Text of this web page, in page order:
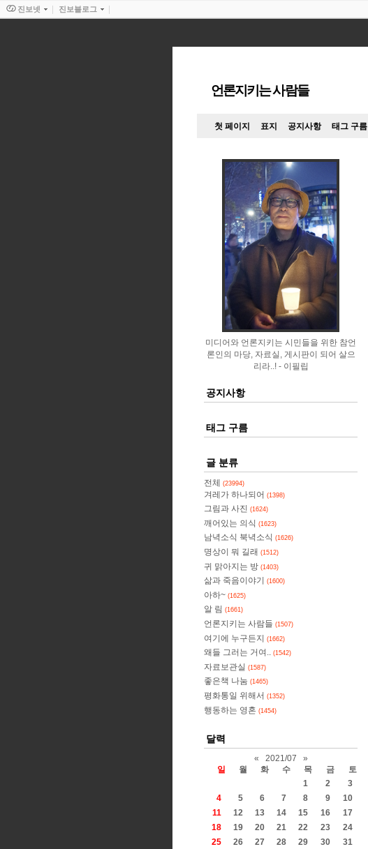
언론지키는 사람들
첫 페이지 표지 공지사항 태그 구름
미디어와 언론지키는 시민들을 위한 참언
론인의 마당, 자료실, 게시판이 되어 살으
리라..!
이필립
공지사항
태그 구름
글 분류
전체 (23994)
겨레가 하나되어 (1398)
그림과 사진 (1624)
깨어있는 의식 (1623)
남녁소식 북녁소식 (1626)
명상이 뭐 길래 (1512)
귀 맑아지는 방 (1403)
삶과 죽음이야기 (1600)
아하~ (1625)
알 림 (1661)
언론지키는 사람들 (1507)
여기에 누구든지 (1662)
왜들 그러는 거여.. (1542)
자료보관실 (1587)
좋은책 나눔 (1465)
평화통일 위해서 (1352)
행동하는 영혼 (1454)
달력
« 2021/07
»
일
월 화 수 목 금
토
1
2
3
4
5 6 7 8 9
10
11
12 13 14 15 16
17
18
19 20 21 22 23
24
25
26 27 28 29 30 31
진보넷 진보블로그